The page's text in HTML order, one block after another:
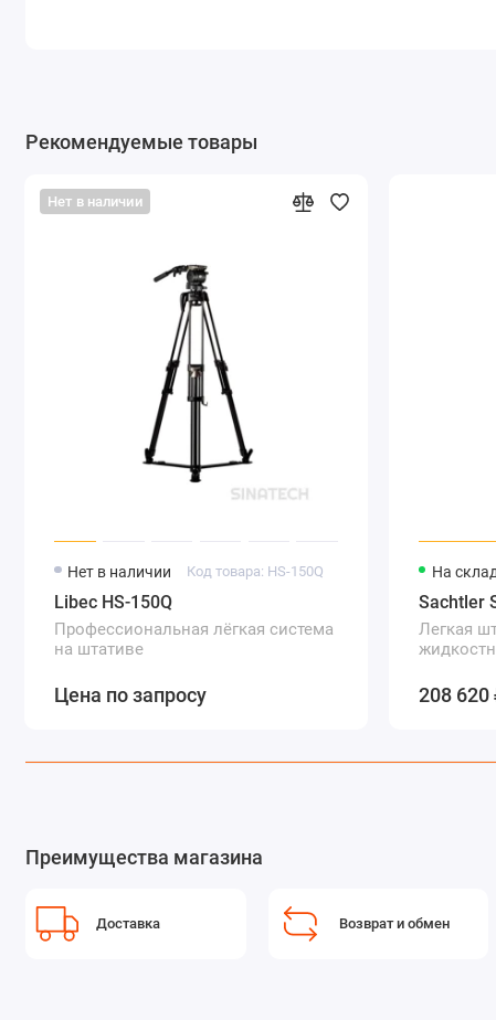
Рекомендуемые товары
Нет в наличии
Нет в наличии Код товара: HS-150Q
Libec HS-150Q
Профессиональная лёгкая система
на штативе
Цена по запросу
На
Sachtler
Легкая
208 620
Преимущества магазина
Доставка Возврат и обмен